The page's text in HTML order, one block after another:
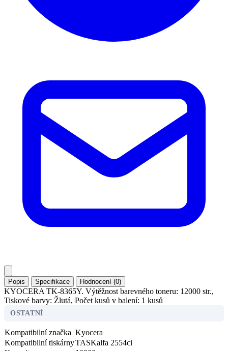
Popis Specifikace Hodnocení (0)
KYOCERA TK-8365Y. Výtěžnost barevného toneru: 12000 str.,
Tiskové barvy: Žlutá, Počet kusů v balení: 1 kusů
OSTATNÍ
Kompatibilní značka Kyocera
Kompatibilní tiskárnyTASKalfa 2554ci